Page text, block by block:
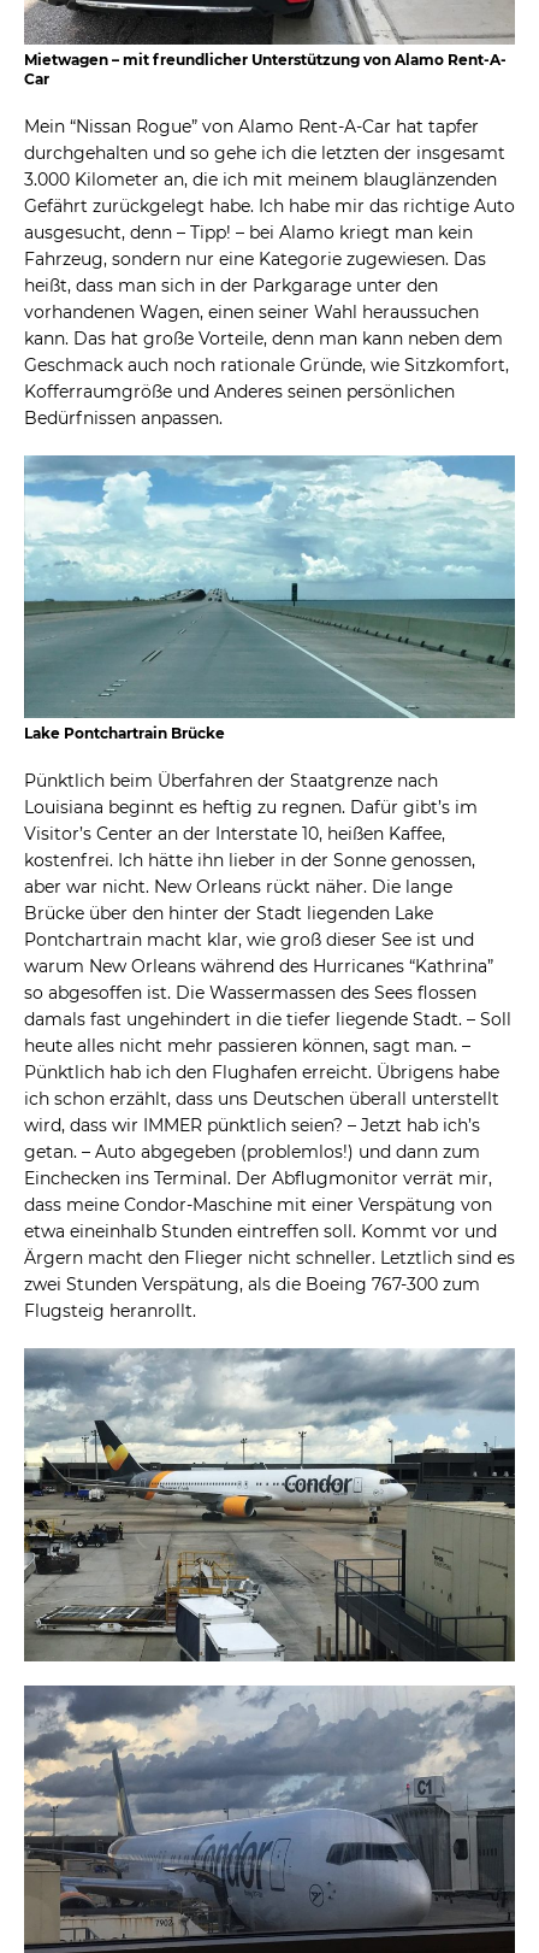
Mietwagen – mit freundlicher Unterstützung von Alamo Rent-A-
Car
Mein “Nissan Rogue” von Alamo Rent-A-Car hat tapfer
durchgehalten und so gehe ich die letzten der insgesamt
3.000 Kilometer an, die ich mit meinem blauglänzenden
Gefährt zurückgelegt habe. Ich habe mir das richtige Auto
ausgesucht, denn – Tipp! – bei Alamo kriegt man kein
Fahrzeug, sondern nur eine Kategorie zugewiesen. Das
heißt, dass man sich in der Parkgarage unter den
vorhandenen Wagen, einen seiner Wahl heraussuchen
kann. Das hat große Vorteile, denn man kann neben dem
Geschmack auch noch rationale Gründe, wie Sitzkomfort,
Kofferraumgröße und Anderes seinen persönlichen
Bedürfnissen anpassen.
Lake Pontchartrain Brücke
Pünktlich beim Überfahren der Staatgrenze nach
Louisiana beginnt es heftig zu regnen. Dafür gibt’s im
Visitor’s Center an der Interstate 10, heißen Kaffee,
kostenfrei. Ich hätte ihn lieber in der Sonne genossen,
aber war nicht. New Orleans rückt näher. Die lange
Brücke über den hinter der Stadt liegenden Lake
Pontchartrain macht klar, wie groß dieser See ist und
warum New Orleans während des Hurricanes “Kathrina”
so abgesoffen ist. Die Wassermassen des Sees flossen
damals fast ungehindert in die tiefer liegende Stadt. – Soll
heute alles nicht mehr passieren können, sagt man. –
Pünktlich hab ich den Flughafen erreicht. Übrigens habe
ich schon erzählt, dass uns Deutschen überall unterstellt
wird, dass wir IMMER pünktlich seien? – Jetzt hab ich’s
getan. – Auto abgegeben (problemlos!) und dann zum
Einchecken ins Terminal. Der Abflugmonitor verrät mir,
dass meine Condor-Maschine mit einer Verspätung von
etwa eineinhalb Stunden eintreffen soll. Kommt vor und
Ärgern macht den Flieger nicht schneller. Letztlich sind es
zwei Stunden Verspätung, als die Boeing 767-300 zum
Flugsteig heranrollt.